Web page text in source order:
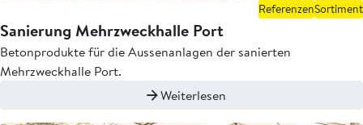
ReferenzenSortiment
Sanierung Mehrzweckhalle Port
Betonprodukte für die Aussenanlagen der sanierten
Mehrzweckhalle Port.
Weiterlesen